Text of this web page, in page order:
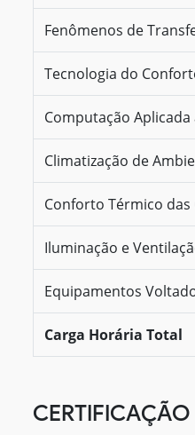
Fenômenos de
Tecnologia do
Computação
Climatização de
Conforto Térmico das
Iluminação e
Equipamentos
Carga Horária Total
CERTIFICAÇÃO